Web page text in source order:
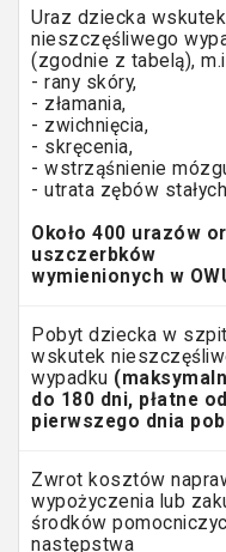
Uraz dziecka wskutek
nieszczęśliwego
(zgodnie z tabelą),
- rany skóry,
- złamania,
- zwichnięcia,
- skręcenia,
- wstrząśnienie
- utrata zębów
Około 400 urazów
uszczerbków
wymienionych w
Pobyt dziecka w
wskutek
wypadku
do 180 dni, płatne od
pierwszego dnia
Zwrot kosztów
wypożyczenia lub
środków
następstwa